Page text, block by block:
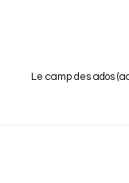
Le camp des ados